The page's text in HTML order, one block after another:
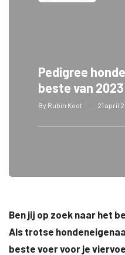
Pedigree
beste van 2023
By Rubin Koot 21 april
Ben jij op zoek naar het
Als trotse
beste voer voor je